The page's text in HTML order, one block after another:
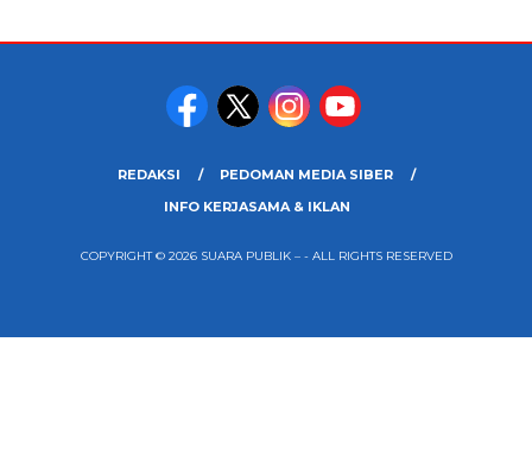
REDAKSI
PEDOMAN MEDIA SIBER
INFO KERJASAMA & IKLAN
COPYRIGHT © 2026 SUARA PUBLIK – - ALL RIGHTS RESERVED